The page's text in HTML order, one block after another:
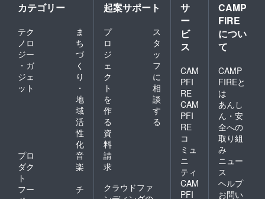
カテゴリー
テク
ノロ
ジー
・ガ
ジェ
ット
ま
ち
づ
く
り
・
地
域
活
性
化
プロ
ダク
ト
音
楽
フー
チ
起案サポート
プ
ロ
ジ
ェ
ク
ト
を
作
る
ス
タ
ッ
フ
に
相
談
す
る
資
料
請
求
クラウドファ
サ
ー
ビ
ス
CAM
PFI
RE
CAM
PFI
RE
コ
ミュ
ニ
ティ
CAM
PFI
CAMP
FIRE
につい
て
CAMP
FIREと
は
あんし
ん・安
全への
取り組
み
ニュー
ス
ヘルプ
お問い